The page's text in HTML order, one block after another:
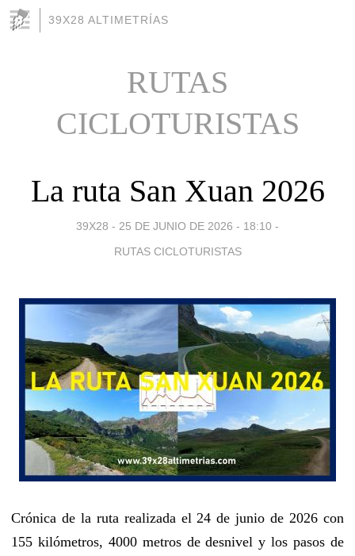
39X28 ALTIMETRÍAS
RUTAS
CICLOTURISTAS
La ruta San Xuan 2026
39X28 - 25 DE JUNIO DE 2026 - 18:10 -
RUTAS CICLOTURISTAS
Crónica de la ruta realizada el 24 de junio de 2026 con
155 kilómetros, 4000 metros de desnivel y los pasos de